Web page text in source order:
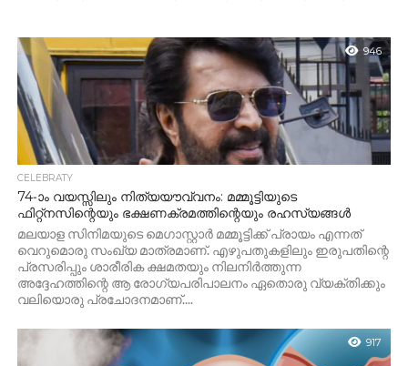
946
CELEBRATY
74-ാം വയസ്സിലും നിത്യയൗവ്വനം: മമ്മൂട്ടിയുടെ
ഫിറ്റ്‌നസിന്റെയും ഭക്ഷണക്രമത്തിന്റെയും രഹസ്യങ്ങൾ
മലയാള സിനിമയുടെ മെഗാസ്റ്റാർ മമ്മൂട്ടിക്ക് പ്രായം എന്നത്
വെറുമൊരു സംഖ്യ മാത്രമാണ്. എഴുപതുകളിലും ഇരുപതിന്റെ
പ്രസരിപ്പും ശാരീരിക ക്ഷമതയും നിലനിർത്തുന്ന
അദ്ദേഹത്തിന്റെ ആ രോഗ്യപരിപാലനം ഏതൊരു വ്യക്തിക്കും
വലിയൊരു പ്രചോദനമാണ്....
917